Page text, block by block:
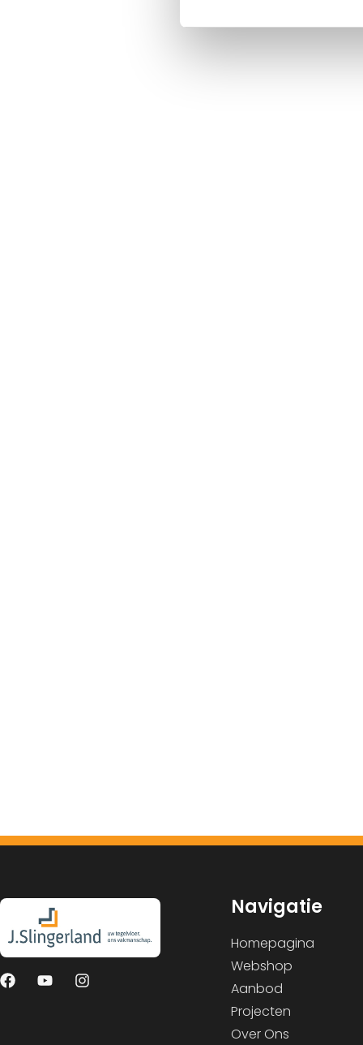
Navigatie
Homepagina
Webshop
Aanbod
Projecten
Over Ons